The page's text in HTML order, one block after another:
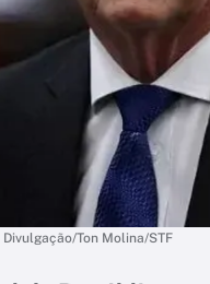
Ton Molina/STF